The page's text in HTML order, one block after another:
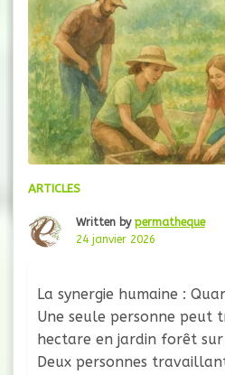
ARTICLES
Written by permatheque
24 janvier 2026
La synergie humaine :
Une seule personne peut
hectare en jardin forêt
Deux personnes